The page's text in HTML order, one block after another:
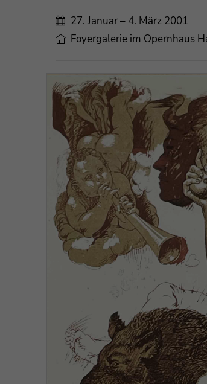
27. Januar – 4. März 2001
Foyergalerie im Opernhaus